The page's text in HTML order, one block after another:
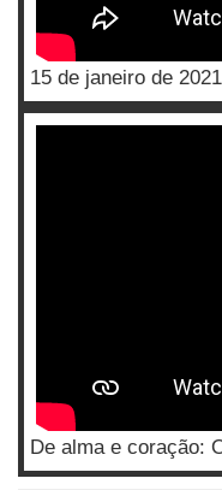
15 de janeiro de
De alma e coração: